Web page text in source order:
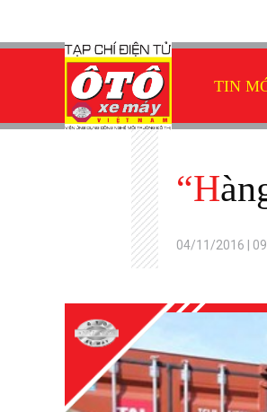
TIN
04/11/2016 |